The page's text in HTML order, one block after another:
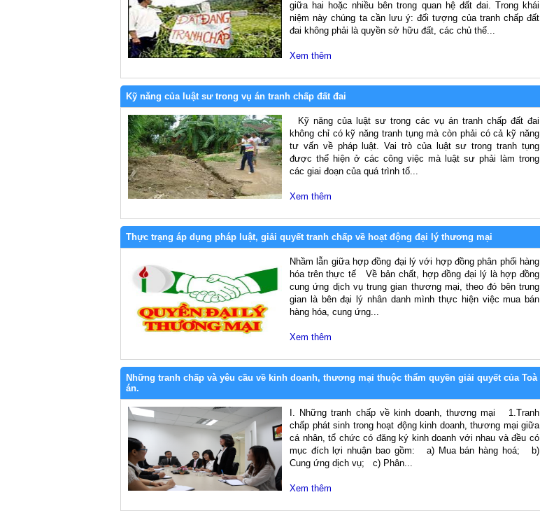
giữa hai hoặc nhiều bên trong quan hệ đất đai. Trong khái
niệm này chúng ta cần lưu ý: đối tượng của tranh chấp đất
đai không phải là quyền sở hữu đất, các chủ thể...
Xem thêm
Kỹ năng của luật sư trong vụ án tranh chấp đất đai
Kỹ năng của luật sư trong các vụ án tranh chấp đất đai
không chỉ có kỹ năng tranh tụng mà còn phải có cả kỹ năng
tư vấn về pháp luật. Vai trò của luật sư trong tranh tụng
được thể hiện ở các công việc mà luật sư phải làm trong
các giai đoạn của quá trình tố...
Xem thêm
Thực trạng áp dụng pháp luật, giải quyết tranh chấp về hoạt động đại lý thương mại
Nhầm lẫn giữa hợp đồng đại lý với hợp đồng phân phối hàng
hóa trên thực tế Về bản chất, hợp đồng đại lý là hợp đồng
cung ứng dịch vụ trung gian thương mại, theo đó bên trung
gian là bên đại lý nhân danh mình thực hiện việc mua bán
hàng hóa, cung ứng...
Xem thêm
Những tranh chấp và yêu cầu về kinh doanh, thương mại thuộc thẩm quyền giải quyết của Toà
án.
I. Những tranh chấp về kinh doanh, thương mại 1.Tranh
chấp phát sinh trong hoạt động kinh doanh, thương mại giữa
cá nhân, tổ chức có đăng ký kinh doanh với nhau và đều có
mục đích lợi nhuận bao gồm: a) Mua bán hàng hoá; b)
Cung ứng dịch vụ; c) Phân...
Xem thêm